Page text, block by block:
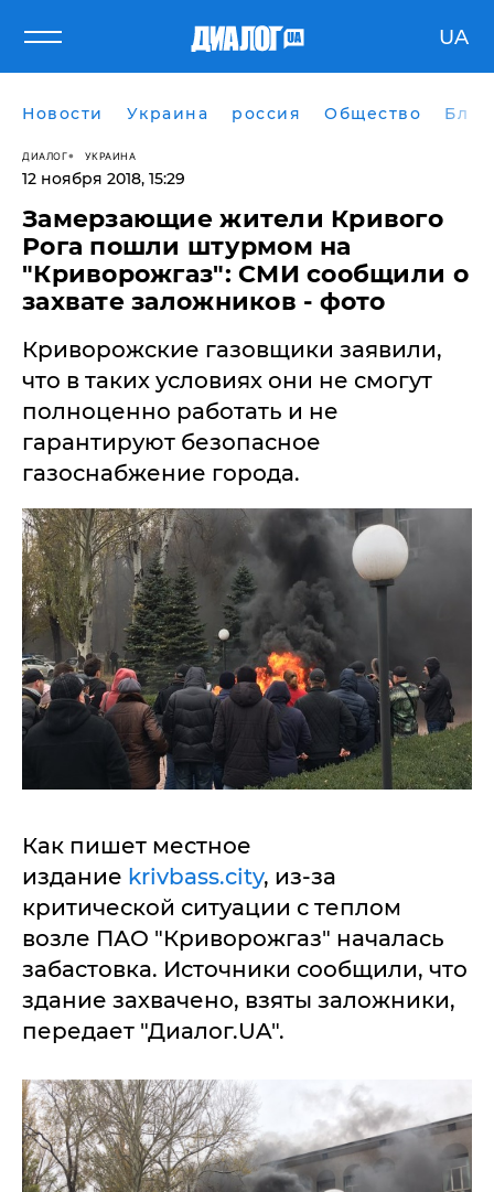
UA
Новости Украина россия Общество
ДИАЛОГ УКРАИНА
12 ноября 2018, 15:29
Замерзающие жители Кривого
Рога пошли штурмом на
"Криворожгаз": СМИ сообщили о
захвате заложников - фото
Криворожские газовщики заявили,
что в таких условиях они не смогут
полноценно работать и не
гарантируют безопасное
газоснабжение города.
Как пишет местное
издание krivbass.city, из-за
критической ситуации с теплом
возле ПАО "Криворожгаз" началась
забастовка. Источники сообщили, что
здание захвачено, взяты заложники,
передает "Диалог.UA".